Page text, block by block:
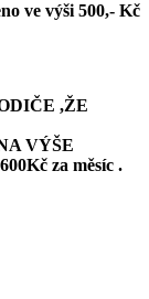
ve výši 500,- Kč
,ŽE
VÝŠE
za měsíc .